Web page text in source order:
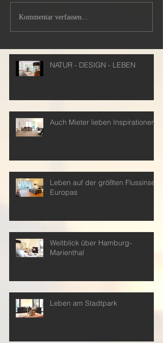
Kommentar verfassen...
NATUR - DESIGN - LEBEN
Auch Mieter lieben Inspirationen
Leben auf der größten Flussinsel
Europas
Weitblick über Hamburg-
Marienthal
Leben am Stadtpark